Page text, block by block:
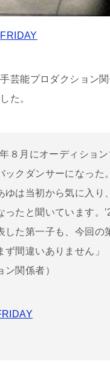
FRIDAY
芸能プロダクション
た。
年８月にオーディショ
ックダンサーになった
ゆは当初から気に入り
ったと聞いています。
した第一子も、今回の
ず間違いありません」
ン関係者）